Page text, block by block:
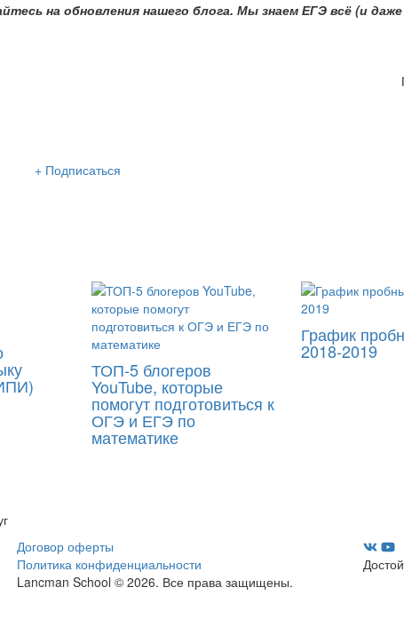
на обновления нашего блога. Мы знаем ЕГЭ всё (и
+ Подписаться
ТОП-5 блогеров
YouTube, которые
помогут подготовиться к
ОГЭ и ЕГЭ по
математике
График
2018-2019
Договор оферты
Политика конфиденциальности
Lancman School © 2026. Все права защищены.